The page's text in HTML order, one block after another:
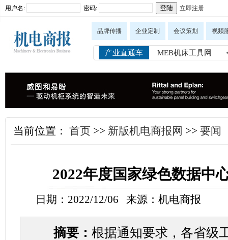
用户名: 密码: 立即注册
品牌传播 企业定制 会议策划 视频
产业直通车 MEB机床工具网
当前位置： 首页 >> 新版机电商报网 >> 要闻
2022年度国家绿色数据中
日期：2022/12/06 来源：机电商报
摘要： 根据通知要求，各省级